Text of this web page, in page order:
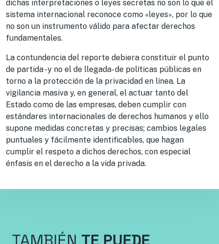
dichas interpretaciones o leyes secretas no son lo que el
sistema internacional reconoce como «leyes», por lo que
no son un instrumento válido para afectar derechos
fundamentales.
La contundencia del reporte debiera constituir el punto
de partida -y no el de llegada- de políticas públicas en
torno a la protección de la privacidad en línea. La
vigilancia masiva y, en general, el actuar tanto del
Estado como de las empresas, deben cumplir con
estándares internacionales de derechos humanos y ello
supone medidas concretas y precisas; cambios legales
puntuales y fácilmente identificables, que hagan
cumplir el respeto a dichos derechos, con especial
énfasis en el derecho a la vida privada.